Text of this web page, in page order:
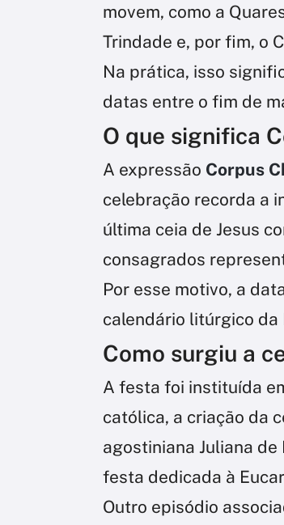
movem, como a
Trindade e, por fim, o
Na prática, isso
datas entre o fim de
O que significa
A expressão Corpus
celebração recorda a
última ceia de Jesus
consagrados
Por esse motivo, a
calendário litúrgico da
Como surgiu a
A festa foi instituída
católica, a criação da
agostiniana Juliana
festa dedicada à
Outro episódio